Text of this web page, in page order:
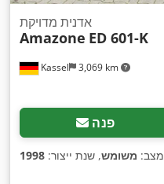
Kassel 3,069 km
אדנית מדויקת
Amazone ED 601-K
פנה
מצב: משומש, שנת ייצור: 1998